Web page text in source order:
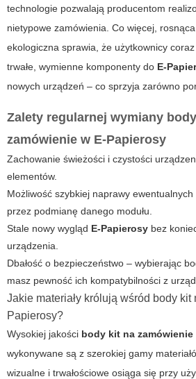
technologie pozwalają producentom
nietypowe zamówienia. Co więcej,
ekologiczna sprawia, że użytkownicy
trwałe, wymienne komponenty do E-
nowych urządzeń – co sprzyja zarówno
Zalety regularnej wymiany
zamówienie w E-Papierosy
Zachowanie świeżości i czystości
elementów.
Możliwość szybkiej naprawy ewentualnych
przez podmianę danego modułu.
Stale nowy wygląd E-Papierosy bez
urządzenia.
Dbałość o bezpieczeństwo – wybierając
masz pewność ich kompatybilności z
Jakie materiały królują wśród body
Papierosy?
Wysokiej jakości body kit na zamówienie
wykonywane są z szerokiej gamy
wizualne i trwałościowe osiąga się przy